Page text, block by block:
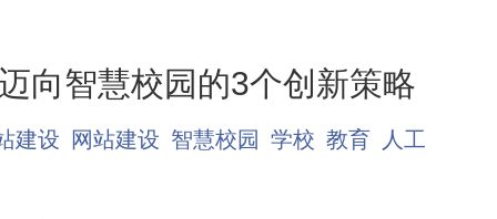
向智慧校园的3个创新策略
建设 网站建设 智慧校园 学校 教育 人工